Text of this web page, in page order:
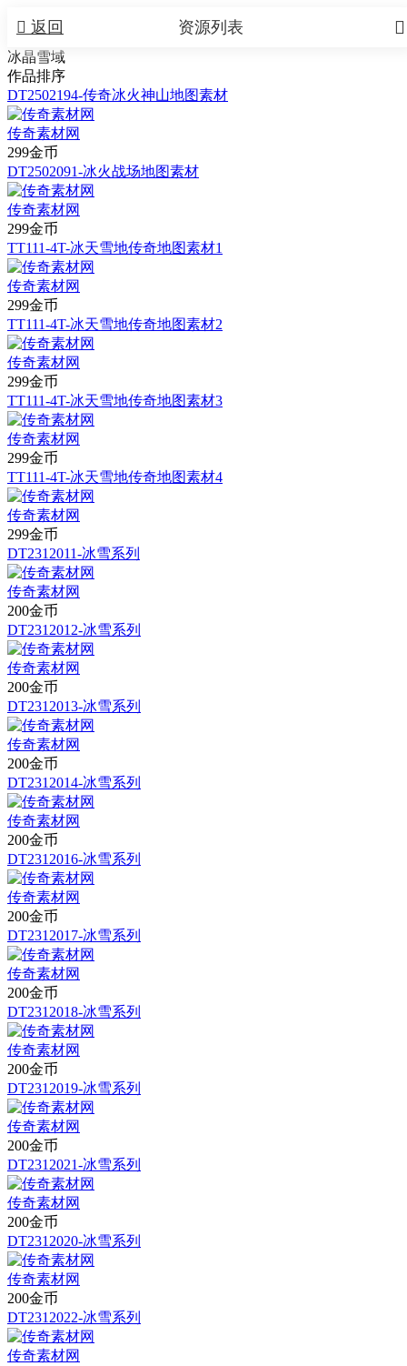
 返回 
资源列表
冰晶雪域
作品排序
DT2502194-传奇冰火神山地图素材
传奇素材网
299金币
DT2502091-冰火战场地图素材
传奇素材网
299金币
TT111-4T-冰天雪地传奇地图素材1
传奇素材网
299金币
TT111-4T-冰天雪地传奇地图素材2
传奇素材网
299金币
TT111-4T-冰天雪地传奇地图素材3
传奇素材网
299金币
TT111-4T-冰天雪地传奇地图素材4
传奇素材网
299金币
DT2312011-冰雪系列
传奇素材网
200金币
DT2312012-冰雪系列
传奇素材网
200金币
DT2312013-冰雪系列
传奇素材网
200金币
DT2312014-冰雪系列
传奇素材网
200金币
DT2312016-冰雪系列
传奇素材网
200金币
DT2312017-冰雪系列
传奇素材网
200金币
DT2312018-冰雪系列
传奇素材网
200金币
DT2312019-冰雪系列
传奇素材网
200金币
DT2312021-冰雪系列
传奇素材网
200金币
DT2312020-冰雪系列
传奇素材网
200金币
DT2312022-冰雪系列
传奇素材网